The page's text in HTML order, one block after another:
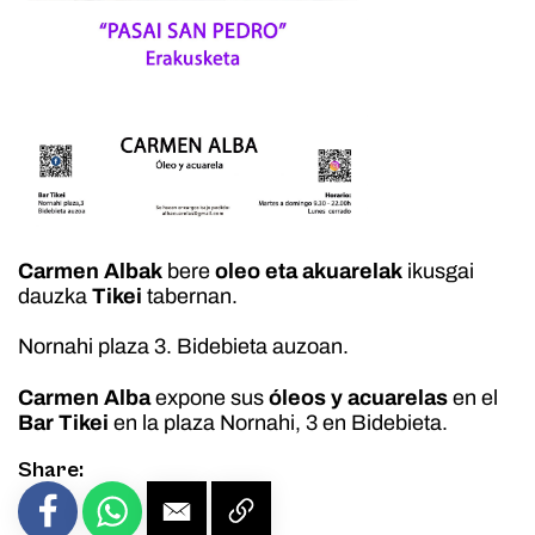
Carmen Albak bere oleo eta akuarelak ikusgai
dauzka Tikei tabernan.
Nornahi plaza 3. Bidebieta auzoan.
Carmen Albaexpone sus óleos y acuarelas en el
Bar Tikei en la plaza Nornahi, 3 en Bidebieta.
Share: